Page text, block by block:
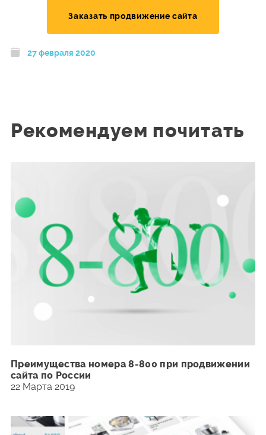
Заказать продвижение сайта
27 февраля 2020
Рекомендуем почитать
Преимущества номера 8-800 при продвижении
сайта по России
22 Марта 2019